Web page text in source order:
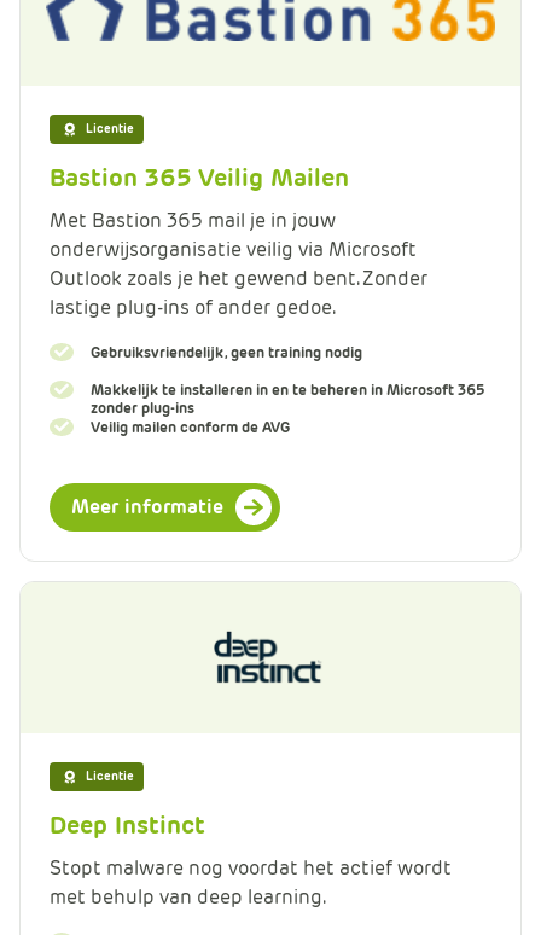
Licentie
Bastion 365 Veilig Mailen
Met Bastion 365 mail je in jouw
onderwijsorganisatie veilig via Microsoft
Outlook zoals je het gewend bent. Zonder
lastige plug-ins of ander gedoe.
Gebruiksvriendelijk, geen training nodig
Makkelijk te installeren in en te beheren in Microsoft 365
zonder plug-ins
Veilig mailen conform de AVG
Meer informatie
Licentie
Deep Instinct
Stopt malware nog voordat het actief wordt
met behulp van deep learning.